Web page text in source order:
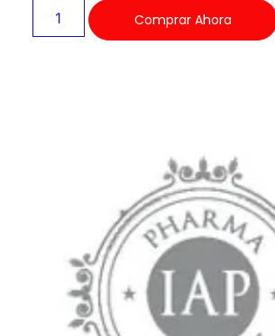
Comprar Ahora